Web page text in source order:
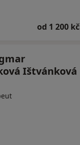
od 1 200 kč
Ištvánková